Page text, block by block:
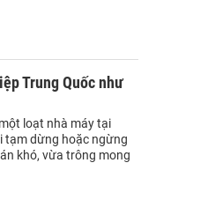
Trung Quốc như
loạt nhà máy tại
tạm dừng hoặc ngừng
khó, vừa trông mong